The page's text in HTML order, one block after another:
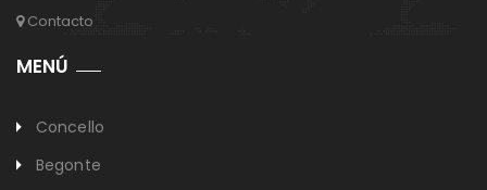
Contacto
MENÚ
Concello
Begonte